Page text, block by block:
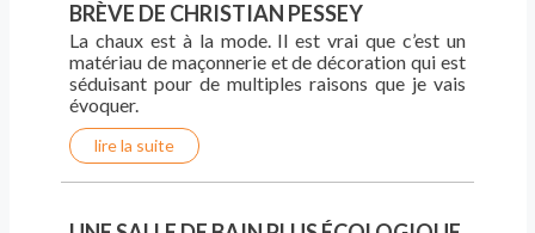
BRÈVE DE CHRISTIAN PESSEY
La chaux est à la mode. Il est vrai que c’est un
matériau de maçonnerie et de décoration qui est
séduisant pour de multiples raisons que je vais
évoquer.
lire la suite